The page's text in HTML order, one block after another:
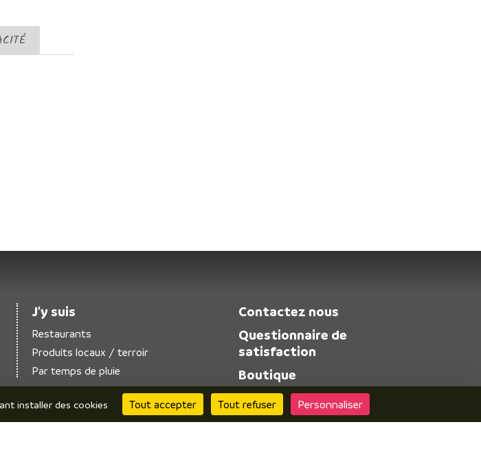
J’y suis
Restaurants
Produits locaux / terroir
Par temps de pluie
Contactez nous
Questionnaire de
satisfaction
Boutique
Inscrire vos
évènements
installer des cookies Tout accepter Tout refuser Personnaliser